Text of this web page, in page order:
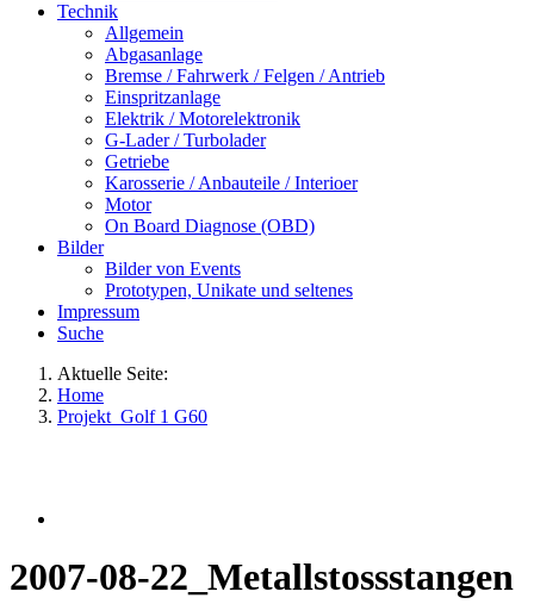
Technik
Allgemein
Abgasanlage
Bremse / Fahrwerk / Felgen / Antrieb
Einspritzanlage
Elektrik / Motorelektronik
G-Lader / Turbolader
Getriebe
Karosserie / Anbauteile / Interioer
Motor
On Board Diagnose (OBD)
Bilder
Bilder von Events
Prototypen, Unikate und seltenes
Impressum
Suche
Aktuelle Seite:
Home
Projekt_Golf 1 G60
2007-08-22_Metallstossstangen